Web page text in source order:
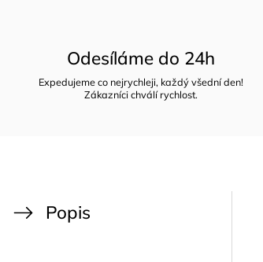
Odesíláme do 24h
Expedujeme co nejrychleji, každý všední den!
Zákazníci chválí rychlost.
Popis